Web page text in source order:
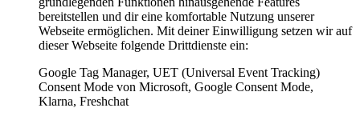
bereitstellen und dir eine komfortable Nutzung unserer
Webseite ermöglichen. Mit deiner Einwilligung setzen wir auf
dieser Webseite folgende Drittdienste ein:
Google Tag Manager, UET (Universal Event Tracking)
Consent Mode von Microsoft, Google Consent Mode,
Klarna, Freshchat